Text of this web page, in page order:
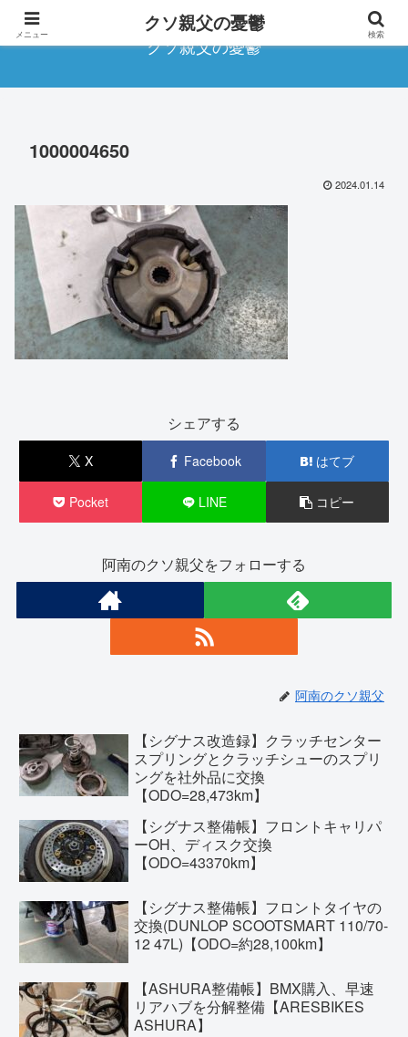
クソ親父の憂鬱
1000004650
2024.01.14
シェアする
X Facebook はてブ
Pocket LINE コピー
阿南のクソ親父をフォローする
阿南のクソ親父
【シグナス改造録】クラッチセンター
スプリングとクラッチシューのスプリ
ングを社外品に交換
【ODO=28,473km】
【シグナス整備帳】フロントキャリパ
ーOH、ディスク交換
【ODO=43370km】
【シグナス整備帳】フロントタイヤの
交換(DUNLOP SCOOTSMART 110/70-
12 47L)【ODO=約28,100km】
【ASHURA整備帳】BMX購入、早速
リアハブを分解整備【ARESBIKES
ASHURA】
メニュー クソ親父の憂鬱 検索